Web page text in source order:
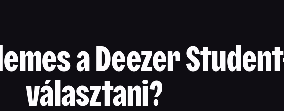
a Deezer
választani?